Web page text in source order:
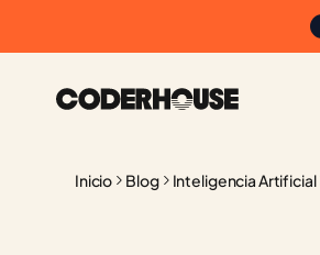
Inicio Blog Inteligencia Artificial